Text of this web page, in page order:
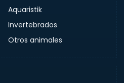
Aquaristik
Invertebrados
Otros animales